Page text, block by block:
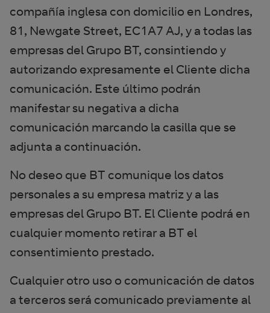
compañía inglesa con domicilio en Londres,
81, Newgate Street, EC1A7 AJ, y a todas las
empresas del Grupo BT, consintiendo y
autorizando expresamente el Cliente dicha
comunicación. Este último podrán
manifestar su negativa a dicha
comunicación marcando la casilla que se
adjunta a continuación.
No deseo que BT comunique los datos
personales a su empresa matriz y a las
empresas del Grupo BT. El Cliente podrá en
cualquier momento retirar a BT el
consentimiento prestado.
Cualquier otro uso o comunicación de datos
a terceros será comunicado previamente al